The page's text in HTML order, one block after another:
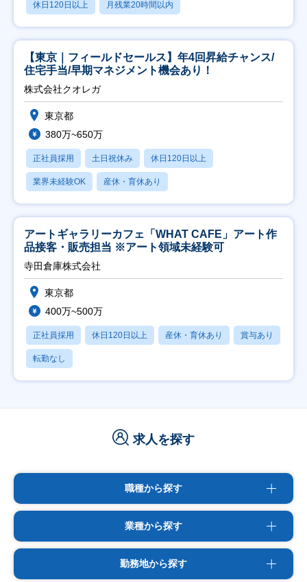
休日120日以上 月残業20時間以内
【東京｜フィールドセールス】年4回昇給チャンス/
住宅手当/早期マネジメント機会あり！
株式会社クオレガ
東京都
380万~650万
正社員採用 土日祝休み 休日120日以上
業界未経験OK 産休・育休あり
アートギャラリーカフェ「WHAT CAFE」アート作
品接客・販売担当 ※アート領域未経験可
寺田倉庫株式会社
東京都
400万~500万
正社員採用 休日120日以上 産休・育休あり 賞与あり
転勤なし
求人を探す
職種から探す
業種から探す
勤務地から探す